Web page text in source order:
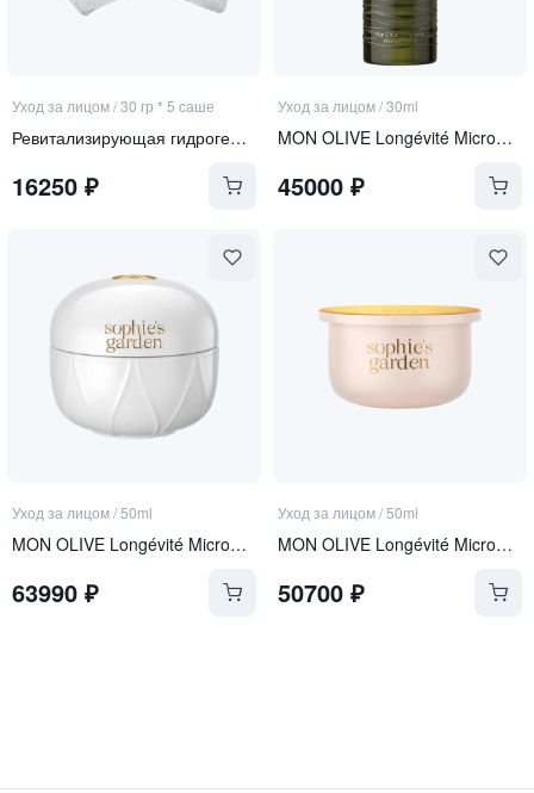
Уход за лицом/30 гр * 5 саше
Ревитализирующая гидрогелевая маска с экзосомами и ПДРН
16250 ₽
Уход за лицом/30ml
MON OLIVE Longévité Microgel Sérum
45000₽
Уход за лицом/50ml
MON OLIVE Longévité Microgel Crème
63990 ₽
Уход за лицом/50ml
MON OLIVE Longévité Microgel Crème REFILL
50700₽